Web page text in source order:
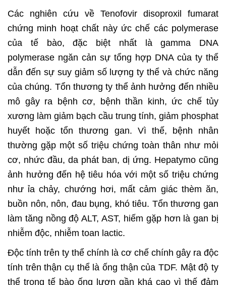
Các nghiên cứu về Tenofovir disoproxil fumarat
chứng minh hoạt chất này ức chế các polymerase
của tế bào, đặc biệt nhất là gamma DNA
polymerase ngăn cản sự tổng hợp DNA của ty thể
dẫn đến sự suy giảm số lượng ty thể và chức năng
của chúng. Tổn thương ty thể ảnh hưởng đến nhiều
mô gây ra bệnh cơ, bệnh thần kinh, ức chế tủy
xương làm giảm bạch cầu trung tính, giảm phosphat
huyết hoặc tổn thương gan. Vì thế, bệnh nhân
thường gặp một số triệu chứng toàn thân như mỏi
cơ, nhức đầu, da phát ban, dị ứng. Hepatymo cũng
ảnh hưởng đến hệ tiêu hóa với một số triệu chứng
như ỉa chảy, chướng hơi, mất cảm giác thèm ăn,
buồn nôn, nôn, đau bụng, khó tiêu. Tổn thương gan
làm tăng nồng độ ALT, AST, hiếm gặp hơn là gan bị
nhiễm độc, nhiễm toan lactic.
Độc tính trên ty thể chính là cơ chế chính gây ra độc
tính trên thận cụ thể là ống thận của TDF. Mật độ ty
thể trong tế bào ống lượn gần khá cao vì thế đảm